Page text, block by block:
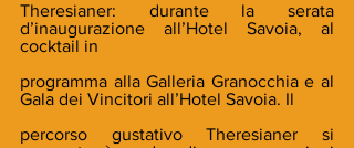
Theresianer: durante la serata
d’inaugurazione all’Hotel Savoia, al
cocktail in
programma alla Galleria Granocchia e al
Gala dei Vincitori all’Hotel Savoia. Il
percorso gustativo Theresianer si